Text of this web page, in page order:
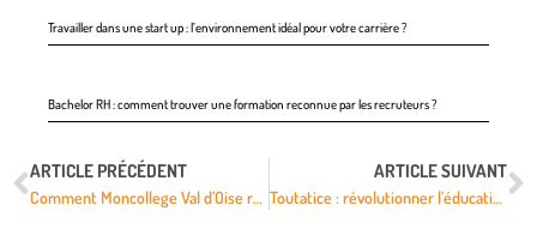
Travailler dans une start up : l’environnement idéal pour votre carrière ?
Bachelor RH : comment trouver une formation reconnue par les recruteurs ?
ARTICLE PRÉCÉDENT
Comment Moncollege Val d’Oise réinvente l’apprentissage numérique au collège
ARTICLE SUIVANT
Toutatice : révolutionner l’éducation grâce à une formation numérique innovante